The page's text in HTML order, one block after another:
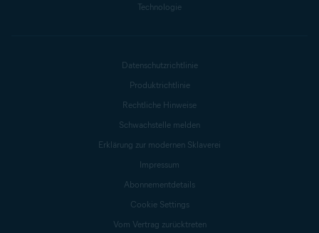
Technologie
Datenschutzrichtlinie
Produktrichtlinie
Rechtliche Hinweise
Schwachstelle melden
Erklärung zur modernen Sklaverei
Impressum
Abonnementdetails
Cookie Settings
Vom Vertrag zurücktreten